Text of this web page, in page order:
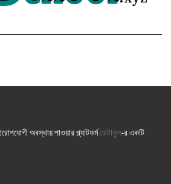
অবস্থায় পাওয়ার প্ল্যাটফর্মডেটাফুল-র একটি